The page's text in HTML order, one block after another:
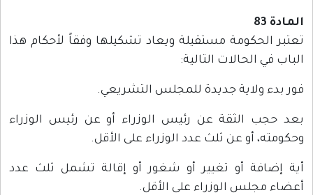
المادة 83
تعتبر الحكومة مستقيلة ويعاد تشكيلها وفقاً لأحكام هذا
الباب في الحالات التالية:
فور بدء ولاية جديدة للمجلس التشريعي.
بعد حجب الثقة عن رئيس الوزراء أو عن رئيس الوزراء
وحكومته، أو عن ثلث عدد الوزراء على الأقل.
أية إضافة أو تغيير أو شغور أو إقالة تشمل ثلث عدد
أعضاء مجلس الوزراء على الأقل.